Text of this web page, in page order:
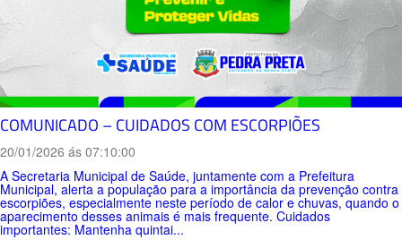
COMUNICADO – CUIDADOS COM ESCORPIÕES
20/01/2026 ás 07:10:00
A Secretaria Municipal de Saúde, juntamente com a Prefeitura
Municipal, alerta a população para a importância da prevenção contra
escorpiões, especialmente neste período de calor e chuvas, quando o
aparecimento desses animais é mais frequente. Cuidados
importantes: Mantenha quintai...